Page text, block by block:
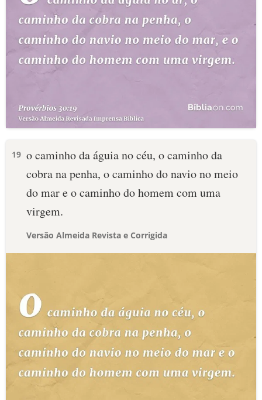
19 o caminho da águia no céu, o caminho da
cobra na penha, o caminho do navio no meio
do mar e o caminho do homem com uma
virgem.
Versão Almeida Revista e Corrigida